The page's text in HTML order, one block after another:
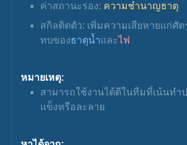
ค่าสถานะรอง: ความชำนาญธาตุ
สกิลติดตัว: เพิ่มความเสียหายแก่ศัต
ทบของธาตุน้ำและไฟ
หมายเหตุ:
สามารถใช้งานได้ดีในทีมที่เน้นทำ
แข็งหรือละลาย